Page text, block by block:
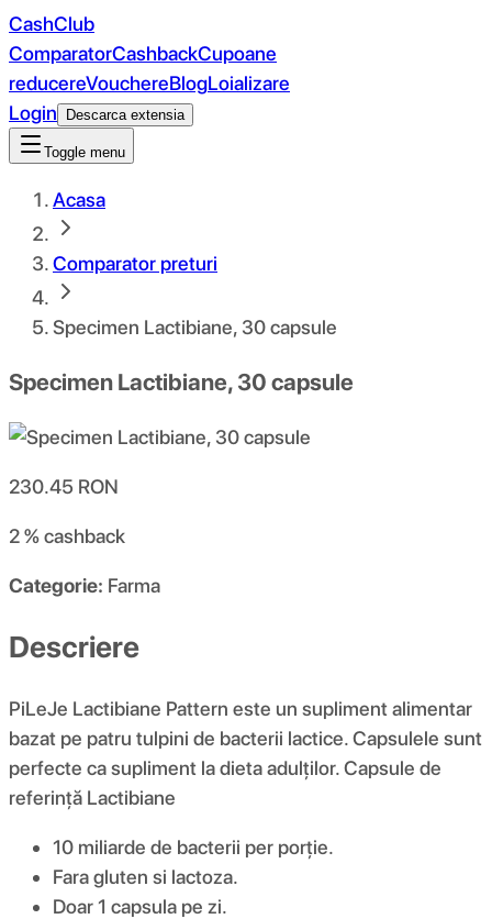
CashClub
ComparatorCashbackCupoane
reducereVouchereBlogLoializare
Login
Descarca extensia
Toggle menu
Acasa
Comparator preturi
Specimen Lactibiane, 30 capsule
Specimen Lactibiane, 30 capsule
230.45 RON
2 %cashback
Categorie: Farma
Descriere
PiLeJe Lactibiane Pattern este un supliment alimentar
bazat pe patru tulpini de bacterii lactice. Capsulele sunt
perfecte ca supliment la dieta adulților. Capsule de
referință Lactibiane
10 miliarde de bacterii per porție.
Fara gluten si lactoza.
Doar 1 capsula pe zi.